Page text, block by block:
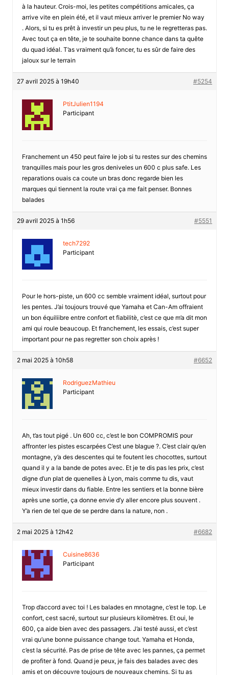
à la hauteur. Crois-moi, les petites compétitions amicales, ça
arrive vite en plein été, et il vaut mieux arriver le premier No way
. Alors, si tu es prêt à investir un peu plus, tu ne le regretteras pas.
Avec tout ça en tête, je te souhaite bonne chance dans ta quête
du quad idéal. T’as vraiment qu’à foncer, tu es sûr de faire des
jaloux sur le terrain
27 avril 2025 à 19h40 #5254
PtitJulien1194
Participant
Franchement un 450 peut faire le job si tu restes sur des chemins
tranquilles mais pour les gros deniveles un 600 c plus safe. Les
reparations ouais ca coute un bras donc regarde bien les
marques qui tiennent la route vrai ça me fait penser. Bonnes
balades
29 avril 2025 à 1h56 #5551
tech7292
Participant
Pour le hors-piste, un 600 cc semble vraiment idéal, surtout pour
les pentes. J’ai toujours trouvé que Yamaha et Can-Am offraient
un bon équiliibre entre confort et fiabilitè, c’est ce que m’a dit mon
ami qui roule beaucoup. Et franchement, les essais, c’est super
important pour ne pas regretter son choix après !
2 mai 2025 à 10h58 #6652
RodriguezMathieu
Participant
Ah, t’as tout pigé . Un 600 cc, c’est le bon COMPROMIS pour
affronter les pistes escarpées C’est une blague ?. C’est clair qu’en
montagne, y’a des descentes qui te foutent les chocottes, surtout
quand il y a la bande de potes avec. Et je te dis pas les prix, c’est
digne d’un plat de quenelles à Lyon, mais comme tu dis, vaut
mieux investir dans du fiable. Entre les sentiers et la bonne bière
après une sortie, ça donne envie d’y aller encore plus souvent .
Y’a rien de tel que de se perdre dans la nature, non .
2 mai 2025 à 12h42 #6682
Cuisine8636
Participant
Trop d’accord avec toi ! Les balades en mnotagne, c’est le top. Le
confort, cest sacré, surtout sur plusieurs kilomètres. Et oui, le
600, ça aide bien avec des passagers. J’ai testé aussi, et c’est
vrai qu’une bonne puissance change tout. Yamaha et Honda,
c’est la sécurité. Pas de prise de tête avec les pannes, ça permet
de profiter à fond. Quand je peux, je fais des balades avec des
amis et on découvre toujours de nouveaux chemins. Si tu as